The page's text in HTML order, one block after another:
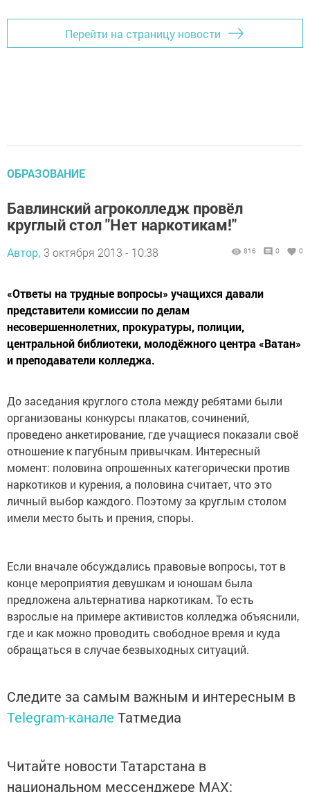
Перейти на страницу новости
ОБРАЗОВАНИЕ
Бавлинский агроколледж провёл
круглый стол "Нет наркотикам!"
Автор, 3 октября 2013 - 10:38 816 0 0
«Ответы на трудные вопросы» учащихся давали
представители комиссии по делам
несовершеннолетних, прокуратуры, полиции,
центральной библиотеки, молодёжного центра «Ватан»
и преподаватели колледжа.
До заседания круглого стола между ребятами были
организованы конкурсы плакатов, сочинений,
проведено анкетирование, где учащиеся показали своё
отношение к пагубным привычкам. Интересный
момент: половина опрошенных категорически против
наркотиков и курения, а половина считает, что это
личный выбор каждого. Поэтому за круглым столом
имели место быть и прения, споры.
Если вначале обсуждались правовые вопросы, тот в
конце мероприятия девушкам и юношам была
предложена альтернатива наркотикам. То есть
взрослые на примере активистов колледжа объяснили,
где и как можно проводить свободное время и куда
обращаться в случае безвыходных ситуаций.
Следите за самым важным и интересным в
Telegram-канале Татмедиа
Читайте новости Татарстана в
национальном мессенджере MАХ: